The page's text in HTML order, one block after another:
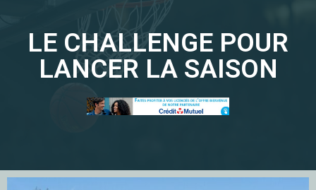
LE CHALLENGE POUR
LANCER LA SAISON